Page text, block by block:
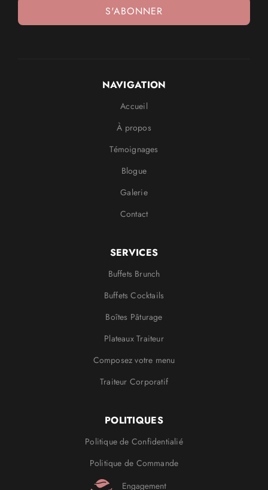
NAVIGATION
Accueil
À propos
Témoignages
Blogue
Galerie
Contact
SERVICES
Buffets Brunch
Buffets Cocktails
Boîtes Pâturage
Plateaux Traiteur
Composez votre menu
Traiteur Corporatif
POLITIQUES
Politique de Confidentialié
Politique de Commande